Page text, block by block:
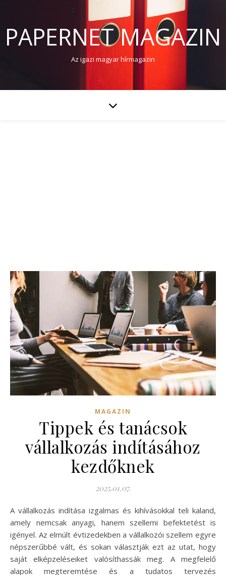
PAPERNET MAGAZIN
Az igazi magyar hírmagazin
MAGAZIN
Tippek és tanácsok
vállalkozás indításához
kezdőknek
2025.01.07.
A vállalkozás indítása izgalmas és kihívásokkal teli kaland,
amely nemcsak anyagi, hanem szellemi befektetést is
igényel. Az elmúlt évtizedekben a vállalkozói szellem egyre
népszerűbbé vált, és sokan választják ezt az utat, hogy
saját elképzeléseiket valósíthassák meg. A megfelelő
alapok megteremtése és a tudatos tervezés